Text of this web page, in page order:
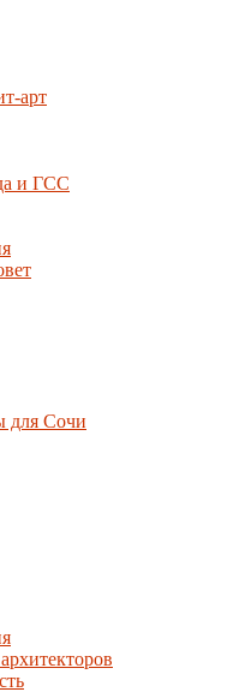
арт
и ГСС
для Сочи